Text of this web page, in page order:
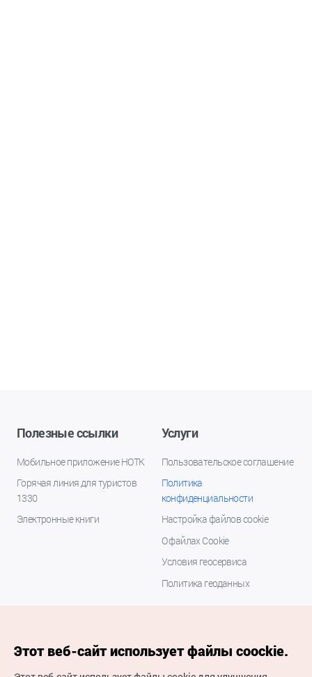
Полезные ссылки
Мобильное приложение НОТК
Горячая линия для туристов
1330
Электронные книги
Услуги
Пользовательское соглашение
Политика
конфиденциальности
Настройка файлов cookie
О файлах Cookie
Условия геосервиса
Политика геоданных
Этот веб-сайт использует файлы coockie.